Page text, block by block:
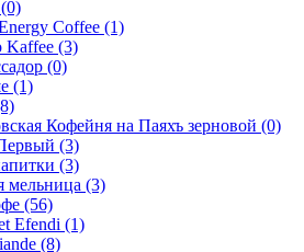
(0)
Coffee (1)
Kaffee (3)
(0)
(1)
Кофейня на Паяхъ зерновой (0)
(3)
(3)
мельница (3)
(56)
Efendi (1)
(8)